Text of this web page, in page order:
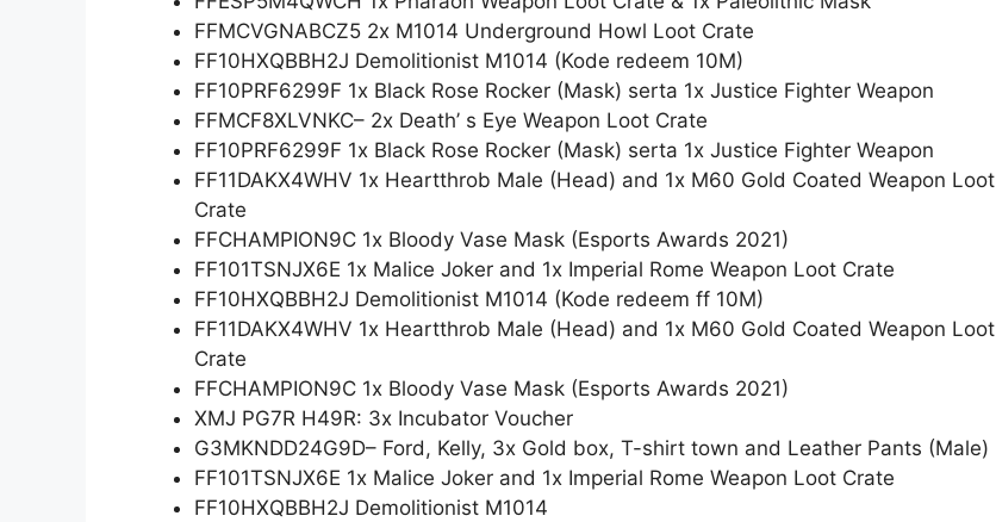
FFMCVGNABCZ5 2x M1014 Underground Howl Loot Crate
FF10HXQBBH2J Demolitionist M1014 (Kode redeem 10M)
FF10PRF6299F 1x Black Rose Rocker (Mask) serta 1x Justice Fighter Weapon
FFMCF8XLVNKC– 2x Death’ s Eye Weapon Loot Crate
FF10PRF6299F 1x Black Rose Rocker (Mask) serta 1x Justice Fighter Weapon
FF11DAKX4WHV 1x Heartthrob Male (Head) and 1x M60 Gold Coated Weapon Loot
Crate
FFCHAMPION9C 1x Bloody Vase Mask (Esports Awards 2021)
FF101TSNJX6E 1x Malice Joker and 1x Imperial Rome Weapon Loot Crate
FF10HXQBBH2J Demolitionist M1014 (Kode redeem ff 10M)
FF11DAKX4WHV 1x Heartthrob Male (Head) and 1x M60 Gold Coated Weapon Loot
Crate
FFCHAMPION9C 1x Bloody Vase Mask (Esports Awards 2021)
XMJ PG7R H49R: 3x Incubator Voucher
G3MKNDD24G9D– Ford, Kelly, 3x Gold box, T-shirt town and Leather Pants (Male)
FF101TSNJX6E 1x Malice Joker and 1x Imperial Rome Weapon Loot Crate
FF10HXQBBH2J Demolitionist M1014